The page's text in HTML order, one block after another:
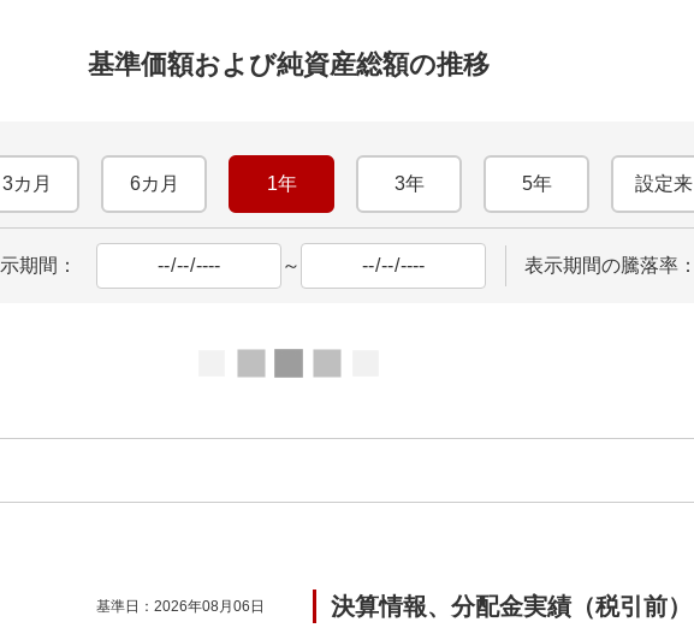
基準価額および純資産総額の推移
3カ月 6カ月 1年 3年 5年 設定来
期間： ～ 表示期間の騰落率：
基準日： 2026年08月06日 決算情報、分配金実績（税引前）